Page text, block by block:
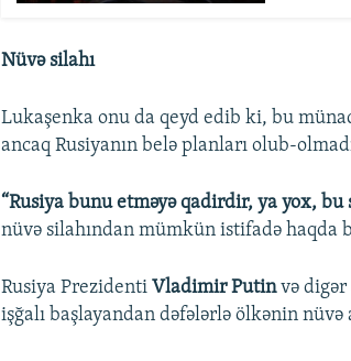
Nüvə silahı
Lukaşenka onu da qeyd edib ki, bu
ancaq Rusiyanın belə planları olub-
“Rusiya bunu etməyə qadirdir, ya yox, bu
nüvə silahından mümkün istifadə haqda
Rusiya Prezidenti Vladimir Putinvə digər
işğalı başlayandan dəfələrlə ölkənin nüvə